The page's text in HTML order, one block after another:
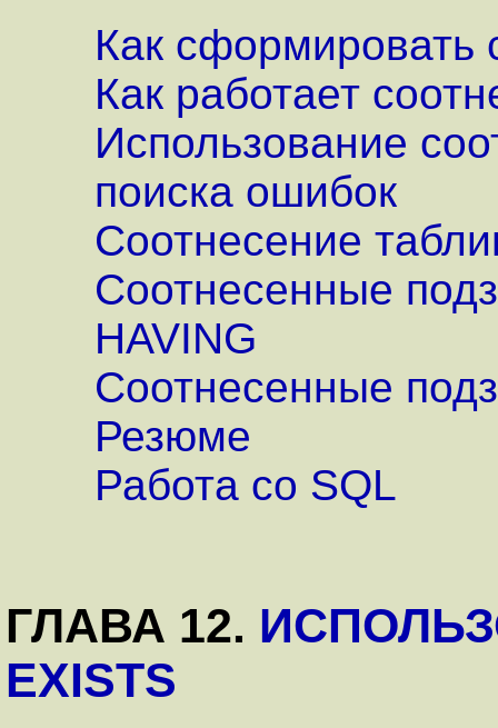
Как сформировать
Как работает
Использование
поиска ошибок
Соотнесение
Соотнесенные
HAVING
Соотнесенные
Резюме
Работа со SQL
ГЛАВА 12.
EXISTS